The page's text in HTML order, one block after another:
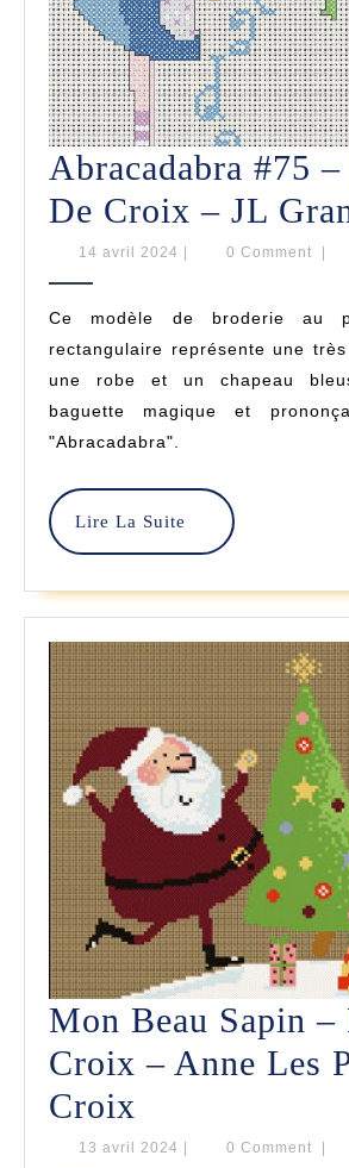
Abracadabra #75
De Croix – JL
14 avril 2024 14
0 Comment
Ce modèle de broderie au
rectangulaire représente une
une robe et un chapeau
baguette magique et
"Abracadabra".
Lire La Suite
Lire
La
Mon Beau Sapin –
Croix – Anne Les
Croix
Beau
13 avril 2024 13
| 0 Comment |